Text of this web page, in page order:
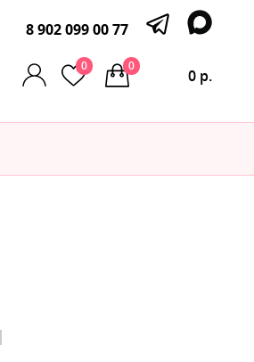
8 902 099 00 77
0
0 р.
0